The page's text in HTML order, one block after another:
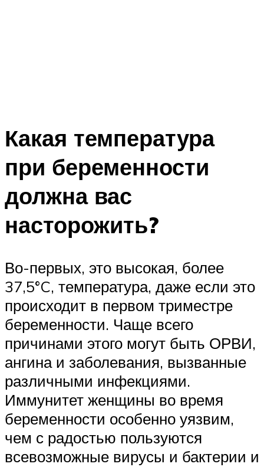
Какая температура
при беременности
должна вас
насторожить?
Во-первых, это высокая, более
37,5°C, температура, даже если это
происходит в первом триместре
беременности. Чаще всего
причинами этого могут быть ОРВИ,
ангина и заболевания, вызванные
различными инфекциями.
Иммунитет женщины во время
беременности особенно уязвим,
чем с радостью пользуются
всевозможные вирусы и бактерии и